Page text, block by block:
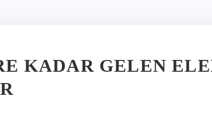
KADAR GELEN